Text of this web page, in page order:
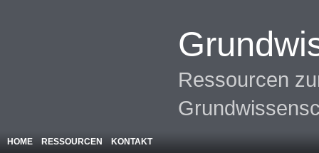
Ressourcen
HOME RESSOURCEN KONTAKT